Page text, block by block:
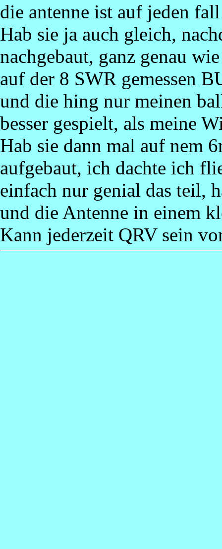
die antenne ist auf jeden
Hab sie ja auch gleich,
nachgebaut, ganz genau
auf der 8 SWR gemessen
und die hing nur meinen
besser gespielt, als meine
Hab sie dann mal auf nem
aufgebaut, ich dachte ich
einfach nur genial das teil,
und die Antenne in einem
Kann jederzeit QRV sein